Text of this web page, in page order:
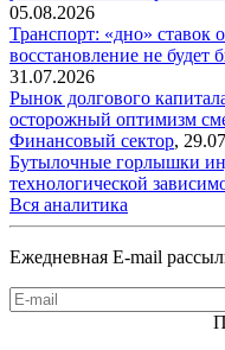
05.08.2026
Транспорт: «дно» ставок
восстановление не будет
31.07.2026
Рынок долгового
осторожный оптимизм
Финансовый сектор,
Бутылочные горлышки
технологической
Вся аналитика
Ежедневная E-mail